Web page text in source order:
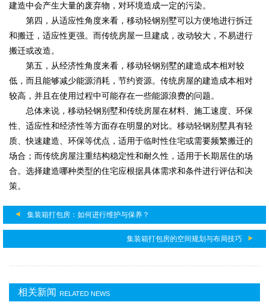
建造中会产生大量的废弃物，对环境造成一定的污染。
第四，从适应性角度来看，移动轻钢别墅可以方便地进行拆迁
和搬迁，适应性更强。而传统房屋一旦建成，改动较大，不易进行
搬迁或改造。
第五，从经济性角度来看，移动轻钢别墅的建造成本相对较
低，而且能够减少能源消耗，节约资源。传统房屋的建造成本相对
较高，并且在使用过程中可能存在一些能源浪费的问题。
总体来说，移动轻钢别墅和传统房屋在材料、施工速度、环保
性、适应性和经济性等方面存在明显的对比。移动轻钢别墅具有轻
质、快速建造、环保等优点，适用于临时性住宅或需要频繁搬迁的
场合；而传统房屋注重结构稳定性和耐久性，适用于长期居住的场
合。选择建造哪种类型的住宅应根据具体需求和条件进行评估和决
策。
集装箱打包房：如何进行维护与保养？
集装箱打包房的空间规划与布局技巧
相关新闻 RELATED NEWS